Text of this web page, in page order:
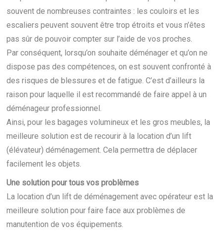
souvent de nombreuses contraintes : les couloirs et les
escaliers peuvent souvent être trop étroits et vous n’êtes
pas sûr de pouvoir compter sur l’aide de vos proches.
Par conséquent, lorsqu’on souhaite déménager et qu’on ne
dispose pas des compétences, on est souvent confronté à
des risques de blessures et de fatigue. C’est d’ailleurs la
raison pour laquelle il est recommandé de faire appel à un
déménageur professionnel.
Ainsi, pour les bagages volumineux et les gros meubles, la
meilleure solution est de recourir à la location d’un lift
(élévateur) déménagement. Cela permettra de déplacer
facilement les objets.
Une solution pour tous vos problèmes
La location d’un lift de déménagement avec opérateur est la
meilleure solution pour faire face aux problèmes de
manutention de vos équipements.